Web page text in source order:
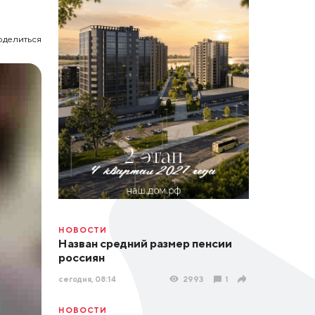
НОВОСТИ
Назван средний размер пенсии
россиян
сегодня, 08:14 2993 1
НОВОСТИ